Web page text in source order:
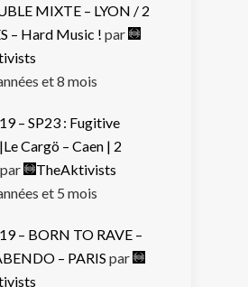
MIXTE – LYON / 2
– Hard Music ! par
et 8 mois
– SP23 : Fugitive
Cargö – Caen | 2
par
TheAktivists
et 5 mois
– BORN TO RAVE –
– PARIS par